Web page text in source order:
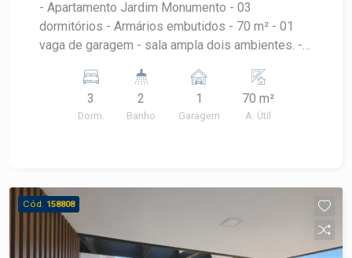
- Apartamento Jardim Monumento - 03
dormitórios - Armários embutidos - 70 m² - 01
vaga de garagem - sala ampla dois ambientes. -
sexta das 8h às 11h
3
Dorm.
2
Banho
1
Garagem
70 m²
A. Útil
Cód. 158808